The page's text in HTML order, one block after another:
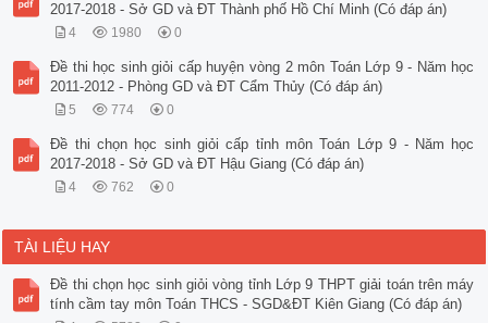
2017-2018 - Sở GD và ĐT Thành phố Hồ Chí Minh (Có đáp án)
4 1980 0
Đề thi học sinh giỏi cấp huyện vòng 2 môn Toán Lớp 9 - Năm học
2011-2012 - Phòng GD và ĐT Cẩm Thủy (Có đáp án)
5 774 0
Đề thi chọn học sinh giỏi cấp tỉnh môn Toán Lớp 9 - Năm học
2017-2018 - Sở GD và ĐT Hậu Giang (Có đáp án)
4 762 0
TÀI LIỆU HAY
Đề thi chọn học sinh giỏi vòng tỉnh Lớp 9 THPT giải toán trên máy
tính cầm tay môn Toán THCS - SGD&ĐT Kiên Giang (Có đáp án)